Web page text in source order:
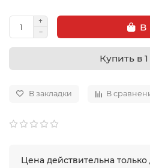
В
Купить в
В закладки В
Цена действительна